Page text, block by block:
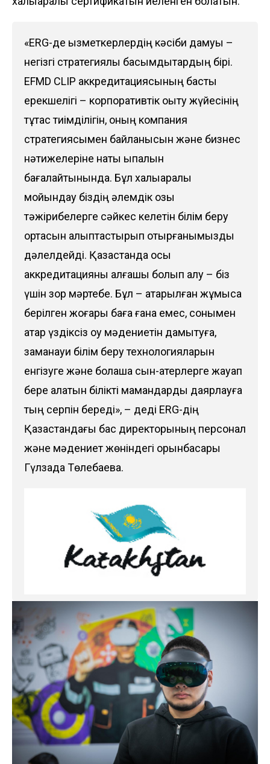
«ERG-де қызметкерлердің кәсіби дамуы –
негізгі стратегиялық басымдықтардың бірі.
EFMD CLIP аккредитациясының басты
ерекшелігі – корпоративтік оқыту жүйесінің
тұтас тиімділігін, оның компания
стратегиясымен байланысын және бизнес
нәтижелеріне нақты ықпалын
бағалайтынында. Бұл халықаралық
мойындау біздің әлемдік озық
тәжірибелерге сәйкес келетін білім беру
ортасын қалыптастырып отырғанымызды
дәлелдейді. Қазақстанда осы
аккредитацияны алғашқы болып алу – біз
үшін зор мәртебе. Бұл – атқарылған жұмысқа
берілген жоғары баға ғана емес, сонымен
қатар үздіксіз оқу мәдениетін дамытуға,
заманауи білім беру технологияларын
енгізуге және болашақ сын-қатерлерге жауап
бере алатын білікті мамандарды даярлауға
тың серпін береді», – деді ERG-дің
Қазақстандағы бас директорының персонал
және мәдениет жөніндегі орынбасары
Гүлзада Төлебаева.